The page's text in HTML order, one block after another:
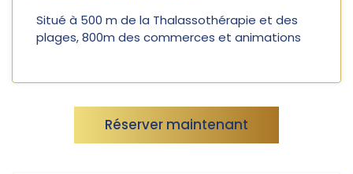
Situé à 500 m de la Thalassothérapie et des
plages, 800m des commerces et animations
Réserver maintenant